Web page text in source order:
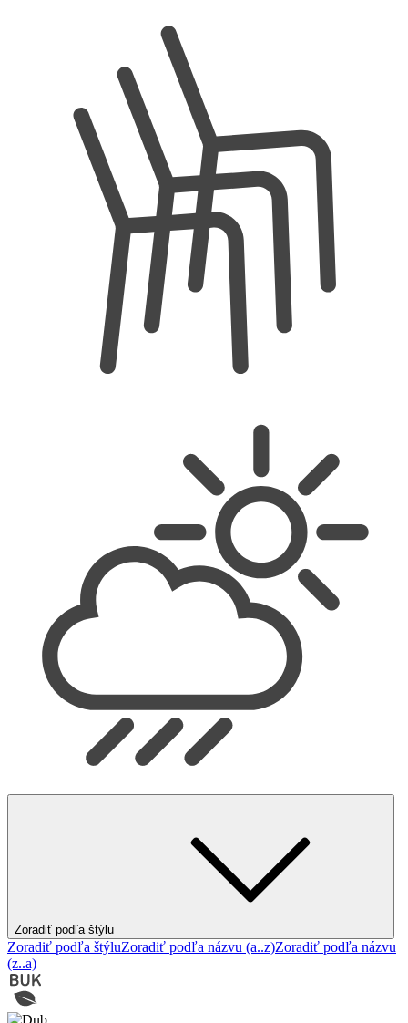
Zoradiť podľa štýlu
Zoradiť podľa štýluZoradiť podľa názvu (a..z)Zoradiť podľa názvu
(z..a)